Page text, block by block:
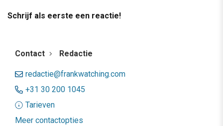
Schrijf als eerste een reactie!
Contact Redactie
redactie@frankwatching.com
+31 30 200 1045
Tarieven
Meer contactopties